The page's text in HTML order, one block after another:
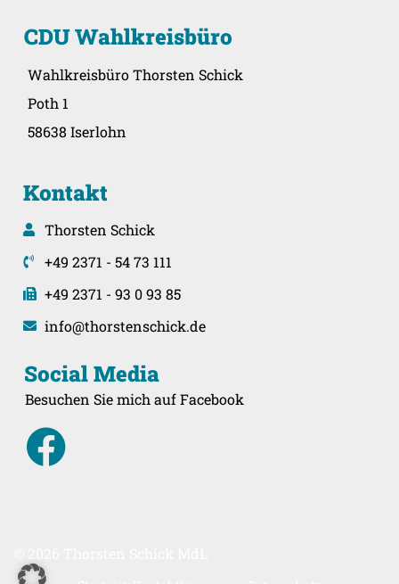
CDU Wahlkreisbüro
Wahlkreisbüro Thorsten Schick
Poth 1
58638 Iserlohn
Kontakt
Thorsten Schick
+49 2371 - 54 73 111
+49 2371 - 93 0 93 85
info@thorstenschick.de
Social Media
Besuchen Sie mich auf Facebook